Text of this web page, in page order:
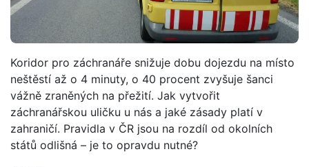
Koridor pro záchranáře snižuje dobu dojezdu na místo
neštěstí až o 4 minuty, o 40 procent zvyšuje šanci
vážně zraněných na přežití. Jak vytvořit
záchranářskou uličku u nás a jaké zásady platí v
zahraničí. Pravidla v ČR jsou na rozdíl od okolních
států odlišná – je to opravdu nutné?